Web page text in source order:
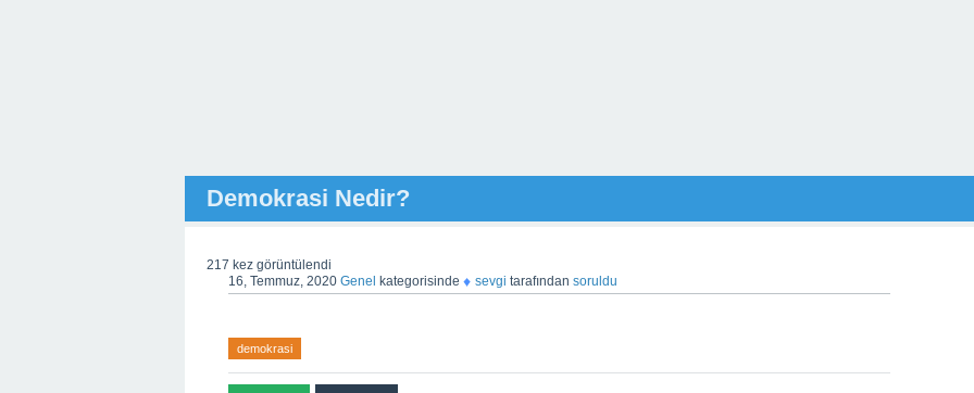
Demokrasi Nedir?
217 kez görüntülendi
16, Temmuz, 2020 Genel kategorisinde ♦ sevgi tarafından soruldu
demokrasi